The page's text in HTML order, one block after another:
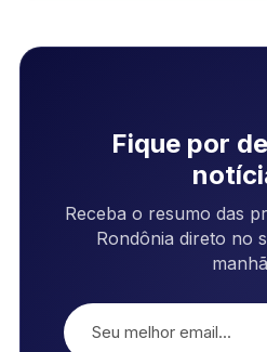
Fique por
Receba o resumo das
Rondônia direto no